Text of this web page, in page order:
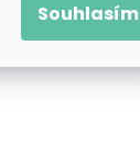
Souhlasím